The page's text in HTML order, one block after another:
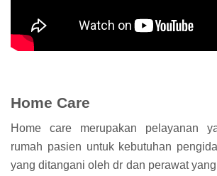
Home Care
Home care merupakan pelayanan
rumah pasien untuk kebutuhan
yang ditangani oleh dr dan perawat